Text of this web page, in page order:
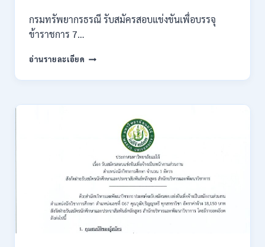
เดือน
18150
ONLINE
สิงหาคม
กรมทรัพยากรธรณี รับสมัครสอบแข่งขันเพื่อบรรจุ
ข้าราชการ 7…
อ่านรายละเอียด กรม
เปิด
สมัคร
ข้าราชการ
28
/
ปวส.
ป.ตรี